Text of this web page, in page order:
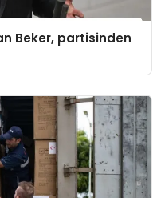
Beker, partisinden